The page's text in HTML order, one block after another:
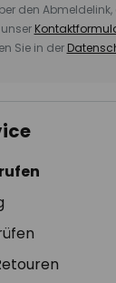
den Abmeldelink,
Sie in der